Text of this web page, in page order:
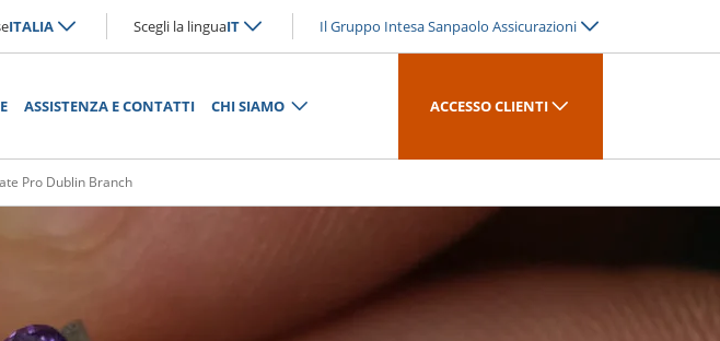
ITALIA Scegli la linguaIT Il Gruppo Intesa Sanpaolo Assicurazioni
ASSISTENZA E CONTATTI CHI SIAMO ACCESSO CLIENTI
Pro Dublin Branch